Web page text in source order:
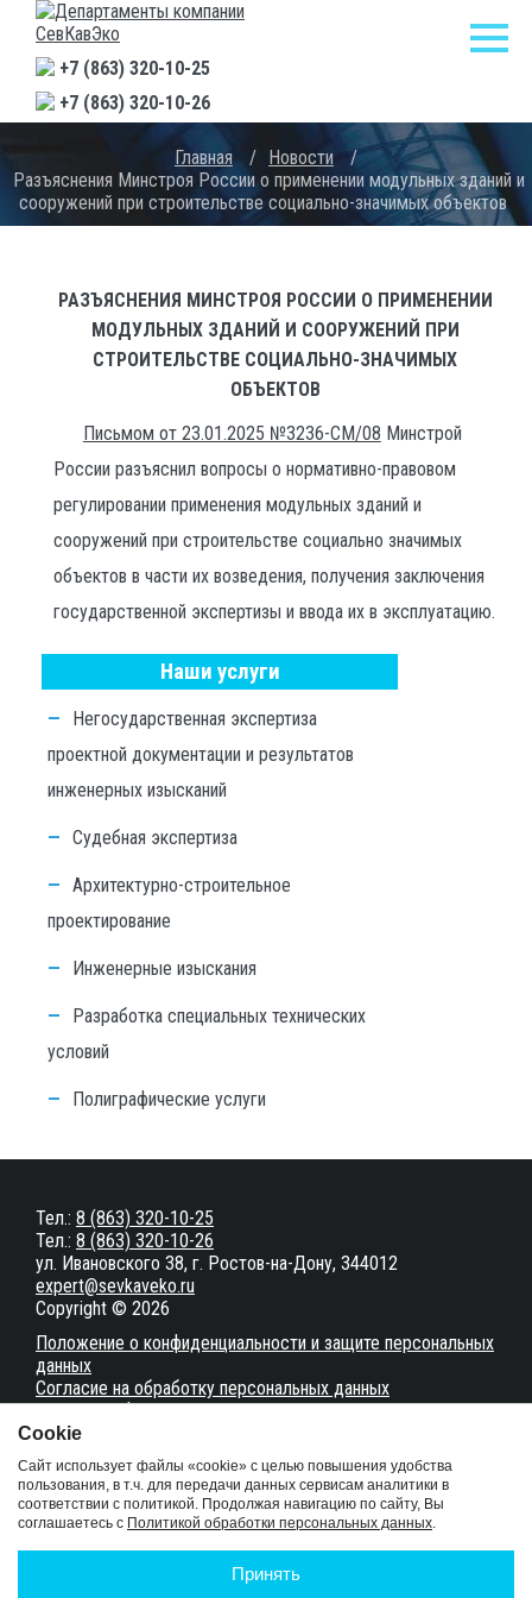
+7 (863) 320-10-25
+7 (863) 320-10-26
Главная / Новости
/
Разъяснения Минстроя России о применении модульных зданий и
сооружений при строительстве социально-значимых объектов
РАЗЪЯСНЕНИЯ МИНСТРОЯ РОССИИ О ПРИМЕНЕНИИ
МОДУЛЬНЫХ ЗДАНИЙ И СООРУЖЕНИЙ ПРИ
СТРОИТЕЛЬСТВЕ СОЦИАЛЬНО-ЗНАЧИМЫХ
ОБЪЕКТОВ
Письмом от 23.01.2025 №3236-СМ/08 Минстрой
России разъяснил вопросы о нормативно-правовом
регулировании применения модульных зданий и
сооружений при строительстве социально значимых
объектов в части их возведения, получения заключения
государственной экспертизы и ввода их в эксплуатацию.
Наши услуги
Негосударственная экспертиза
проектной документации и результатов
инженерных изысканий
Судебная экспертиза
Архитектурно-строительное
проектирование
Инженерные изыскания
Разработка специальных технических
условий
Полиграфические услуги
Тел.: 8 (863) 320-10-25
Тел.: 8 (863) 320-10-26
ул. Ивановского 38, г. Ростов-на-Дону, 344012
expert@sevkaveko.ru
Copyright © 2026
Положение о конфиденциальности и защите персональных
данных
Согласие на обработку персональных данных
Настройки файлов cookie
Сайт разработан в студииMakeArt
Услуги
Документы
Сookie
Сайт использует файлы «cookie» с целью повышения удобства
пользования, в т.ч. для передачи данных сервисам аналитики в
соответствии с политикой. Продолжая навигацию по сайту, Вы
соглашаетесь с Политикой обработки персональных данных.
Принять